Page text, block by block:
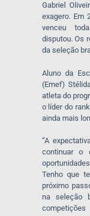
Gabriel
exagero. Em
venceu
disputou. Os
da seleção
Aluno da
(Emef)
atleta do
o líder do
ainda mais
“A
continuar o
Tenho que
próximo
na seleção
competições